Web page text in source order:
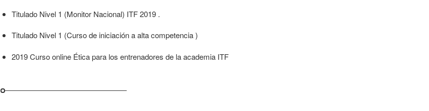
Titulado Nivel 1 (Monitor Nacional) ITF 2019 .
Titulado Nivel 1 (Curso de iniciación a alta competencia )
2019 Curso online Ética para los entrenadores de la academia ITF